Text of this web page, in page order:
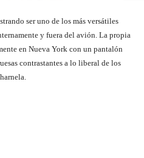
ser uno de los más versátiles
y fuera del avión. La propia
en Nueva York con un pantalón
contrastantes a lo liberal de los